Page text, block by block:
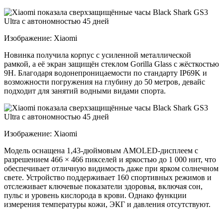
Изображение: Xiaomi
Новинка получила корпус с усиленной металлической
рамкой, а её экран защищён стеклом Gorilla Glass с жёсткостью
9H. Благодаря водонепроницаемости по стандарту IP69K и
возможности погружения на глубину до 50 метров, девайс
подходит для занятий водными видами спорта.
Изображение: Xiaomi
Модель оснащена 1,43-дюймовым AMOLED-дисплеем с
разрешением 466 × 466 пикселей и яркостью до 1 000 нит, что
обеспечивает отличную видимость даже при ярком солнечном
свете. Устройство поддерживает 160 спортивных режимов и
отслеживает ключевые показатели здоровья, включая сон,
пульс и уровень кислорода в крови. Однако функции
измерения температуры кожи, ЭКГ и давления отсутствуют.